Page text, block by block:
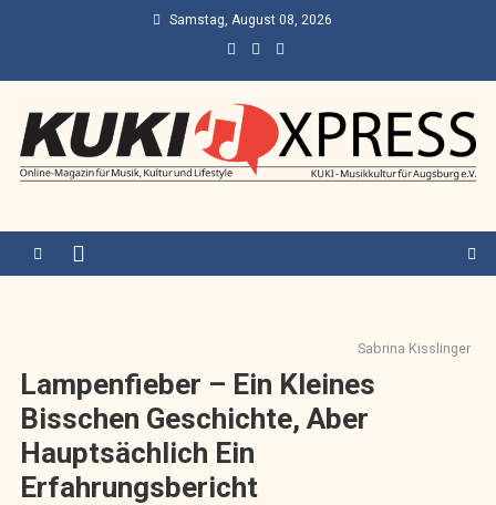
Samstag, August 08, 2026
Sabrina Kisslinger
Lampenfieber – Ein Kleines
Bisschen Geschichte, Aber
Hauptsächlich Ein
Erfahrungsbericht